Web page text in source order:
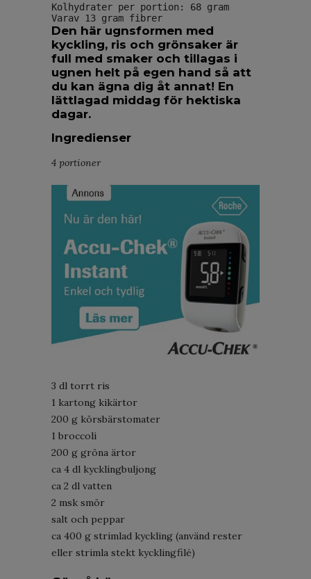
Kolhydrater per portion: 68 gram
Varav 13 gram fibrer
Den här ugnsformen med
kyckling, ris och grönsaker är
full med smaker och tillagas i
ugnen helt på egen hand så att
du kan ägna dig åt annat! En
lättlagad middag för hektiska
dagar.
Ingredienser
4 portioner
3 dl torrt ris
1 kartong kikärtor
200 g körsbärstomater
1 broccoli
200 g gröna ärtor
ca 4 dl kycklingbuljong
ca 2 dl vatten
2 msk smör
salt och peppar
ca 400 g strimlad kyckling (använd rester
eller strimla stekt kycklingfilé)